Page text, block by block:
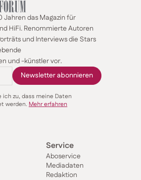
Jahren das Magazin für
HiFi. Renommierte Autoren
und Interviews die Stars
und -künstler vor.
zu, dass meine Daten
werden. Mehr erfahren
Service
Aboservice
Mediadaten
Redaktion